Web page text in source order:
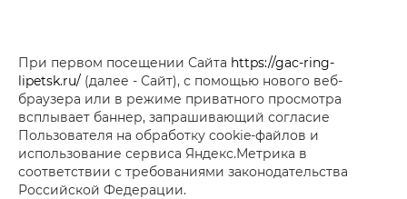
При первом посещении Сайта https://gac-ring-
lipetsk.ru/ (далее - Сайт), с помощью нового веб-
браузера или в режиме приватного просмотра
всплывает баннер, запрашивающий согласие
Пользователя на обработку cookie-файлов и
использование сервиса Яндекс.Метрика в
соответствии с требованиями законодательства
Российской Федерации.